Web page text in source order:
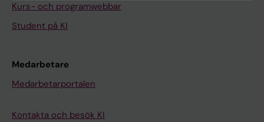
Kurs- och programwebbar
Student på KI
Medarbetare
Medarbetarportalen
Kontakta och besök KI